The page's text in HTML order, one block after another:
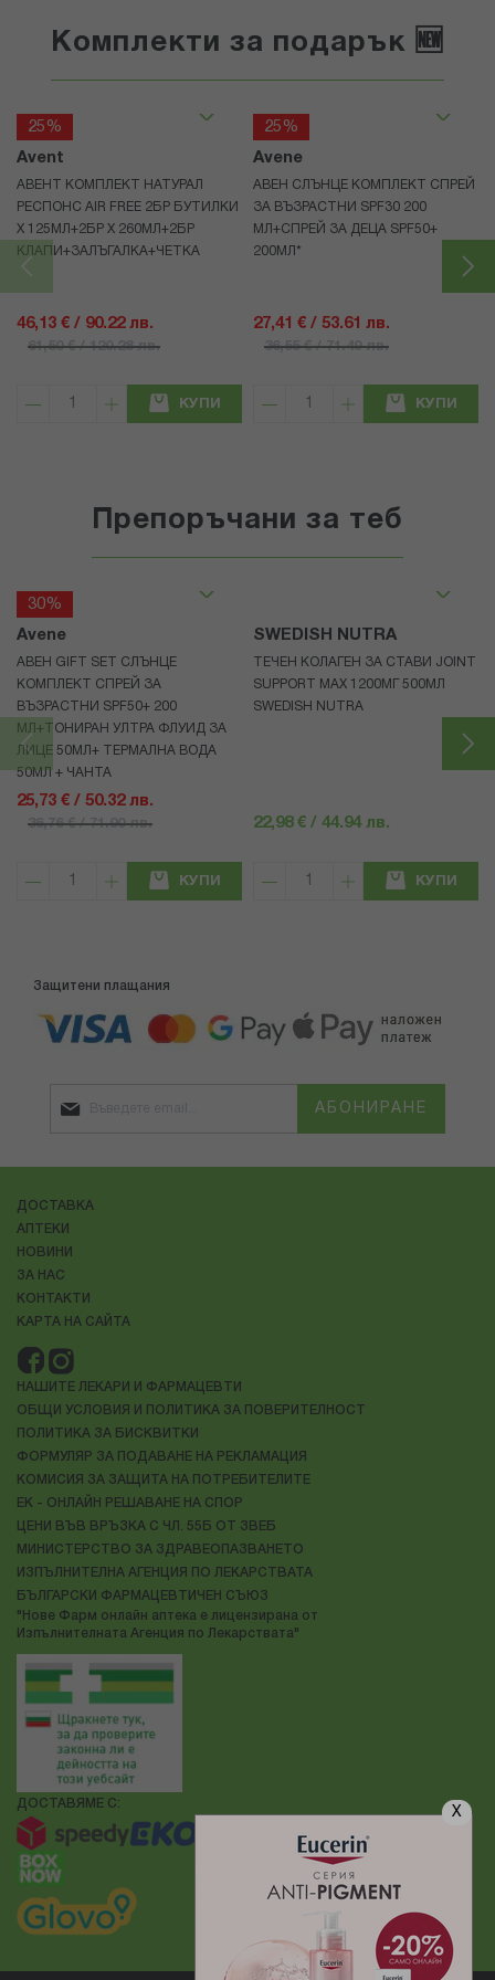
X
Комплекти за подарък 🆕
25%
Avent
АВЕНТ КОМПЛЕКТ НАТУРАЛ
РЕСПОНС AIR FREE 2БР БУТИЛКИ
Х 125МЛ+2БР Х 260МЛ+2БР
КЛАПИ+ЗАЛЪГАЛКА+ЧЕТКА
46,13 € / 90.22 лв.
61,50 € / 120.28 лв.
КУПИ
25%
Avene
АВЕН СЛЪНЦЕ КОМПЛЕКТ СПРЕЙ
ЗА ВЪЗРАСТНИ SPF30 200
МЛ+СПРЕЙ ЗА ДЕЦА SPF50+
200МЛ*
27,41 € / 53.61 лв.
36,55 € / 71.49 лв.
КУПИ
Препоръчани за теб
30%
Avene
АВЕН GIFT SET СЛЪНЦЕ
КОМПЛЕКТ СПРЕЙ ЗА
ВЪЗРАСТНИ SPF50+ 200
МЛ+ТОНИРАН УЛТРА ФЛУИД ЗА
ЛИЦЕ 50МЛ+ ТЕРМАЛНА ВОДА
50МЛ + ЧАНТА
25,73 € / 50.32 лв.
36,76 € / 71.90 лв.
КУПИ
SWEDISH NUTRA
ТЕЧЕН КОЛАГЕН ЗА СТАВИ JOINT
SUPPORT MAX 1200МГ 500МЛ
SWEDISH NUTRA
22,98 € / 44.94 лв.
КУПИ
Защитени плащания
АБОНИРАНЕ
ДОСТАВКА
АПТЕКИ
НОВИНИ
ЗА НАС
КОНТАКТИ
КАРТА НА САЙТА
НАШИТЕ ЛЕКАРИ И ФАРМАЦЕВТИ
ОБЩИ УСЛОВИЯ И ПОЛИТИКА ЗА ПОВЕРИТЕЛНОСТ
ПОЛИТИКА ЗА БИСКВИТКИ
ФОРМУЛЯР ЗА ПОДАВАНЕ НА РЕКЛАМАЦИЯ
КОМИСИЯ ЗА ЗАЩИТА НА ПОТРЕБИТЕЛИТЕ
ЕК - ОНЛАЙН РЕШАВАНЕ НА СПОР
ЦЕНИ ВЪВ ВРЪЗКА С ЧЛ. 55Б ОТ ЗВЕБ
МИНИСТЕРСТВО ЗА ЗДРАВЕОПАЗВАНЕТО
ИЗПЪЛНИТЕЛНА АГЕНЦИЯ ПО ЛЕКАРСТВАТА
БЪЛГАРСКИ ФАРМАЦЕВТИЧЕН СЪЮЗ
"Нове Фарм онлайн аптека е лицензирана от
Изпълнителната Агенция по Лекарствата"
ДОСТАВЯМЕ С: